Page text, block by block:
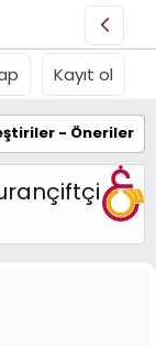
Kayıt ol
- Öneriler